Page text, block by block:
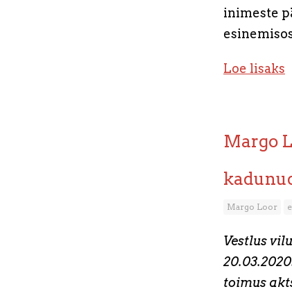
inimeste
Loe lisaks
Margo
Margo Loor
Vestlus
toimus